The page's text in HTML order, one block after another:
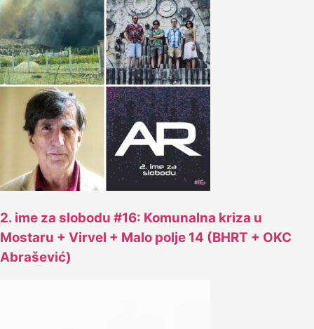
2. ime za slobodu #16: Komunalna kriza u
Mostaru + Virvel + Malo polje 14 (BHRT + OKC
Abrašević)